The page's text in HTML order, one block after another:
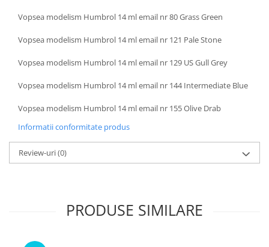
Vopsea modelism Humbrol 14 ml email nr 80 Grass Green
Vopsea modelism Humbrol 14 ml email nr 121 Pale Stone
Vopsea modelism Humbrol 14 ml email nr 129 US Gull Grey
Vopsea modelism Humbrol 14 ml email nr 144 Intermediate Blue
Vopsea modelism Humbrol 14 ml email nr 155 Olive Drab
Informatii conformitate produs
Review-uri(0)
PRODUSE SIMILARE